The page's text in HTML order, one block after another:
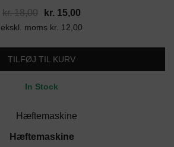
kr.18,00
Den
oprindelige
var:
kr. 18,00.
kr. 15,00
aktuelle
kr. 15,00.
ekskl. moms kr. 12,00
TILFØJ TIL KURV
In Stock
Hæftemaskine